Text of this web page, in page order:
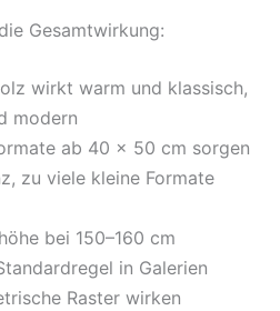
Gesamtwirkung:
wirkt warm und klassisch,
modern
ab 40 x 50 cm sorgen
zu viele kleine Formate
bei 150–160 cm
in Galerien
Raster wirken